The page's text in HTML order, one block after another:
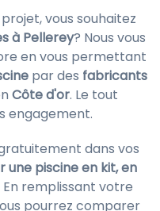
vous souhaitez
à Pellerey? Nous vous
en vous permettant
par des fabricants
Côte d'or. Le tout
engagement.
dans vos
une piscine en kit, en
En remplissant votre
pourrez comparer